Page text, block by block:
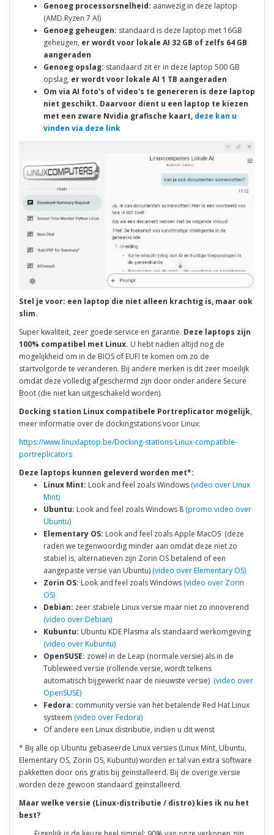
Genoeg processorsnelheid: aanwezig in deze laptop
(AMD Ryzen 7 AI)
Genoeg geheugen: standaard is deze laptop met 16GB
geheugen, er wordt voor lokale AI 32 GB of zelfs 64 GB
aangeraden
Genoeg opslag: standaard zit er in deze laptop 500 GB
opslag, er wordt voor lokale AI 1 TB aangeraden
Om via AI foto's of video's te genereren is deze laptop
niet geschikt. Daarvoor dient u een laptop te kiezen
met een zware Nvidia grafische kaart, deze kan u
vinden via deze link
Stel je voor: een laptop die niet alleen krachtig is, maar ook
slim.
Super kwaliteit, zeer goede service en garantie. Deze laptops zijn
100% compatibel met Linux. U hebt nadien altijd nog de
mogelijkheid om in de BIOS of EUFI te komen om zo de
startvolgorde te veranderen. Bij andere merken is dit zeer moeilijk
omdat deze volledig afgeschermd zijn door onder andere Secure
Boot (die niet kan uitgeschakeld worden).
Docking station Linux compatibele Portreplicator mogelijk,
meer informatie over de dockingstations voor Linux:
https://www.linuxlaptop.be/Docking-stations-Linux-compatible-
portreplicators
Deze laptops kunnen geleverd worden met*:
Linux Mint: Look and feel zoals Windows (video over Linux
Mint)
Ubuntu: Look and feel zoals Windows 8 (promo video over
Ubuntu)
Elementary OS: Look and feel zoals Apple MacOS (deze
raden we tegenwoordig minder aan omdat deze niet zo
stabiel is, alternatieven zijn Zorin OS betalend of een
aangepaste versie van Ubuntu) (video over Elementary OS)
Zorin OS: Look and feel zoals Windows (video over Zorin
OS)
Debian: zeer stabiele Linux versie maar niet zo innoverend
(video over Debian)
Kubuntu: Ubuntu KDE Plasma als standaard werkomgeving
(video over Kubuntu)
OpenSUSE: zowel in de Leap (normale versie) als in de
Tubleweed versie (rollende versie, wordt telkens
automatisch bijgewerkt naar de nieuwste versie) (video over
OpenSUSE)
Fedora: community versie van het betalende Red Hat Linux
systeem (video over Fedora)
Of andere een Linux distributie, indien u dit wenst
* Bij alle op Ubuntu gebaseerde Linux versies (Linux Mint, Ubuntu,
Elementary OS, Zorin OS, Kubuntu) worden er tal van extra software
pakketten door ons gratis bij geïnstalleerd. Bij de overige versie
worden deze gewoon standaard geïnstalleerd.
Maar welke versie (Linux-distributie / distro) kies ik nu het
best?